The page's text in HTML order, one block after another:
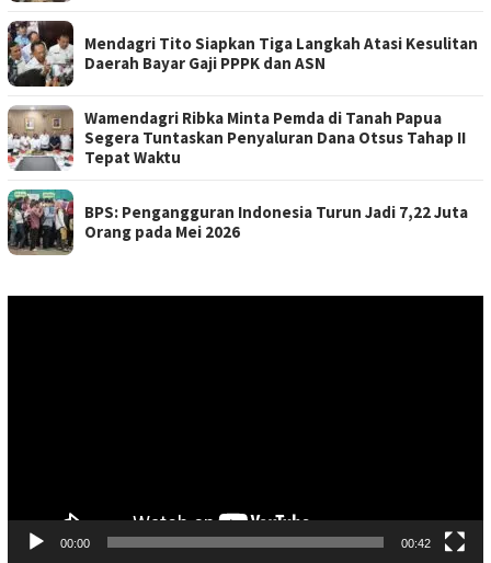
Mendagri Tito Siapkan Tiga Langkah Atasi Kesulitan
Daerah Bayar Gaji PPPK dan ASN
Wamendagri Ribka Minta Pemda di Tanah Papua
Segera Tuntaskan Penyaluran Dana Otsus Tahap II
Tepat Waktu
BPS: Pengangguran Indonesia Turun Jadi 7,22 Juta
Orang pada Mei 2026
00:00 00:42